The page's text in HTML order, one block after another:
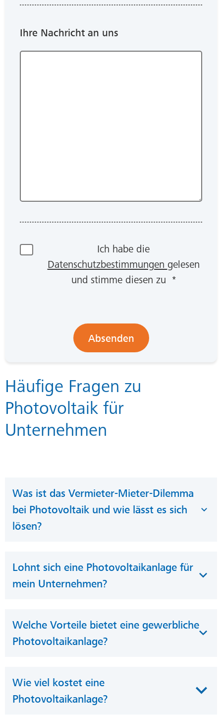
Ihre Nachricht an uns
Ich habe die
Datenschutzbestimmungen gelesen
und stimme diesen zu *
Absenden
Häufige Fragen zu
Photovoltaik für
Unternehmen
Was ist das Vermieter-Mieter-Dilemma
bei Photovoltaik und wie lässt es sich
lösen?
Lohnt sich eine Photovoltaikanlage für
mein Unternehmen?
Welche Vorteile bietet eine gewerbliche
Photovoltaikanlage?
Wie viel kostet eine
Photovoltaikanlage?